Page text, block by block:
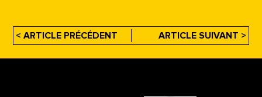
< ARTICLE PRÉCÉDENT ARTICLE SUIVANT >